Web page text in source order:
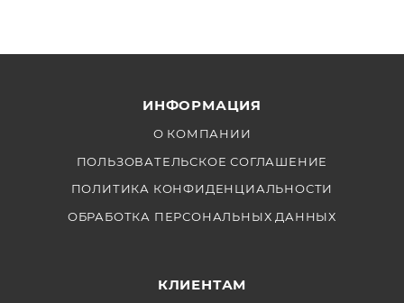
ИНФОРМАЦИЯ
О КОМПАНИИ
ПОЛЬЗОВАТЕЛЬСКОЕ СОГЛАШЕНИЕ
ПОЛИТИКА КОНФИДЕНЦИАЛЬНОСТИ
ОБРАБОТКА ПЕРСОНАЛЬНЫХ ДАННЫХ
КЛИЕНТАМ